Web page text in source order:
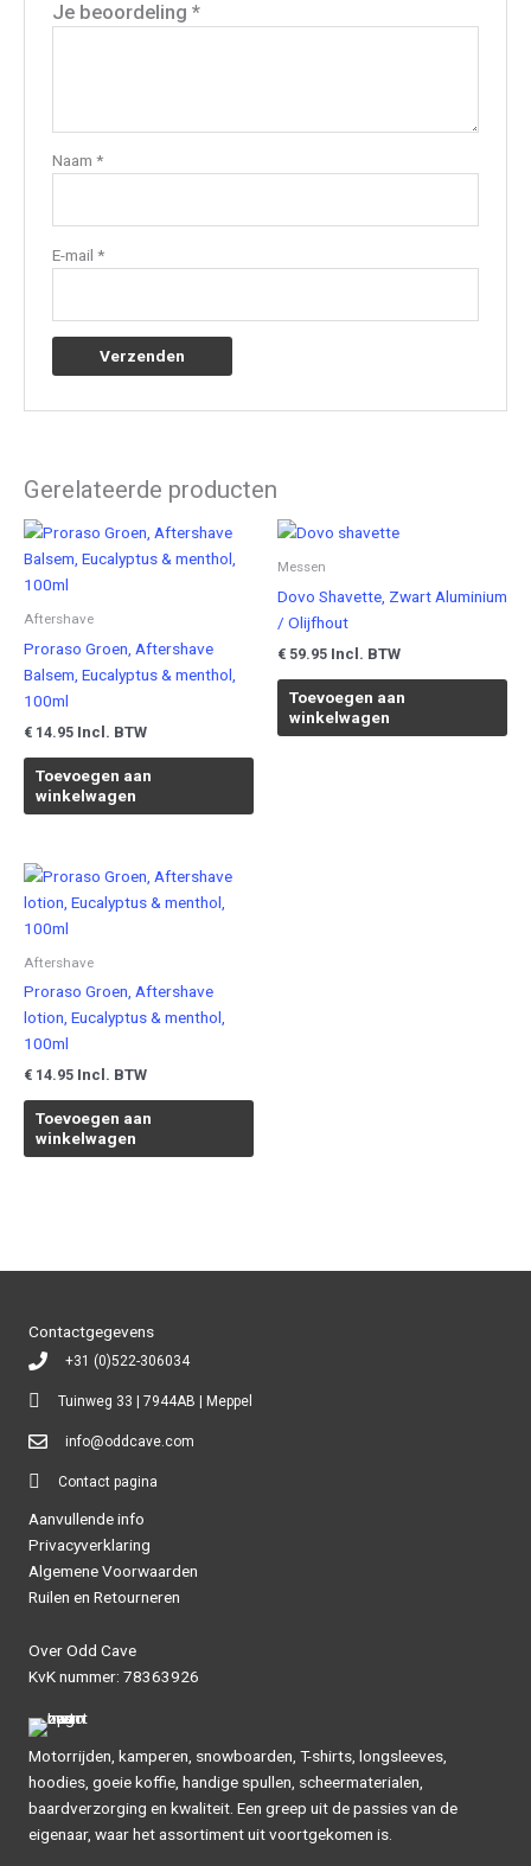
Je beoordeling *
Naam *
E-mail *
Gerelateerde producten
Aftershave
Proraso Groen, Aftershave
Balsem, Eucalyptus & menthol,
100ml
€ 14.95 Incl. BTW
Toevoegen aan
winkelwagen
Messen
Dovo Shavette, Zwart Aluminium
/ Olijfhout
€ 59.95 Incl. BTW
Toevoegen aan
winkelwagen
Aftershave
Proraso Groen, Aftershave
lotion, Eucalyptus & menthol,
100ml
€ 14.95 Incl. BTW
Toevoegen aan
winkelwagen
Contactgegevens
+31 (0)522-306034
Tuinweg 33 | 7944AB | Meppel
info@oddcave.com
Contact pagina
Aanvullende info
Privacyverklaring
Algemene Voorwaarden
Ruilen en Retourneren
Over Odd Cave
KvK nummer: 78363926
Motorrijden, kamperen, snowboarden, T-shirts, longsleeves,
hoodies, goeie koffie, handige spullen, scheermaterialen,
baardverzorging en kwaliteit. Een greep uit de passies van de
eigenaar, waar het assortiment uit voortgekomen is.